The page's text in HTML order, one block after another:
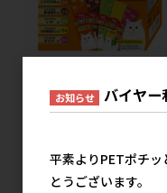
り立つクランキー ちゅ~る
BOX とりささみバラエティ
メーカー希望小売価
お知らせ バイヤー
平素よりPETポチ
とうございます。